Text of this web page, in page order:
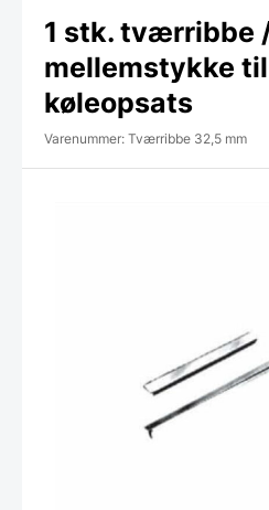
1 stk. tværribbe
mellemstykke
køleopsats
Varenummer: Tværribbe 32,5 mm